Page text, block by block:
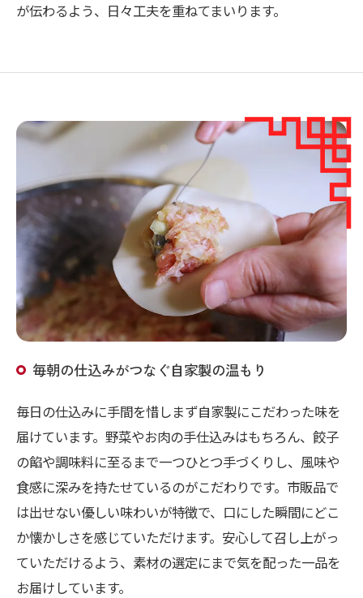
が伝わるよう、日々工夫を重ねてまいります。
毎朝の仕込みがつなぐ自家製の温もり
毎日の仕込みに手間を惜しまず自家製にこだわった味を
届けています。野菜やお肉の手仕込みはもちろん、餃子
の餡や調味料に至るまで一つひとつ手づくりし、風味や
食感に深みを持たせているのがこだわりです。市販品で
は出せない優しい味わいが特徴で、口にした瞬間にどこ
か懐かしさを感じていただけます。安心して召し上がっ
ていただけるよう、素材の選定にまで気を配った一品を
お届けしています。